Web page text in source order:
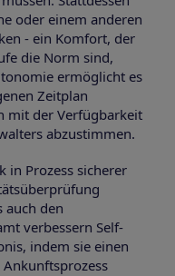
oder einem anderen
- ein Komfort, der
die Norm sind,
ermöglicht es
Zeitplan
mit der Verfügbarkeit
abzustimmen.
in Prozess sicherer
auch den
verbessern Self-
indem sie einen